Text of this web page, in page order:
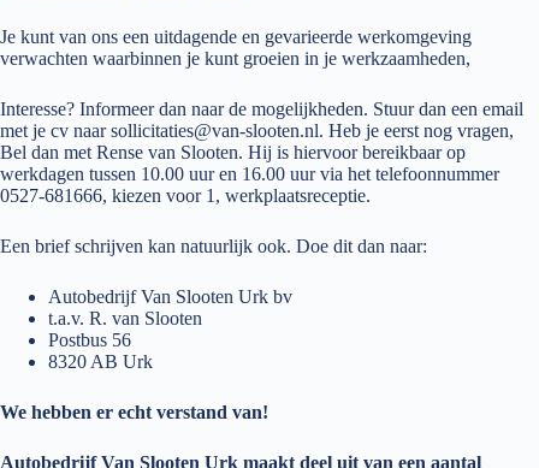
Je kunt van ons een uitdagende en gevarieerde werkomgeving
verwachten waarbinnen je kunt groeien in je werkzaamheden,
Interesse? Informeer dan naar de mogelijkheden. Stuur dan een email
met je cv naarsollicitaties@van-slooten.nl. Heb je eerst nog vragen,
Bel dan met Rense van Slooten. Hij is hiervoor bereikbaar op
werkdagen tussen 10.00 uur en 16.00 uur via het telefoonnummer
0527-681666, kiezen voor 1, werkplaatsreceptie.
Een brief schrijven kan natuurlijk ook. Doe dit dan naar:
Autobedrijf Van Slooten Urk bv
t.a.v. R. van Slooten
Postbus 56
8320 AB Urk
We hebben er echt verstand van!
Autobedrijf Van Slooten Urk maakt deel uit van een aantal